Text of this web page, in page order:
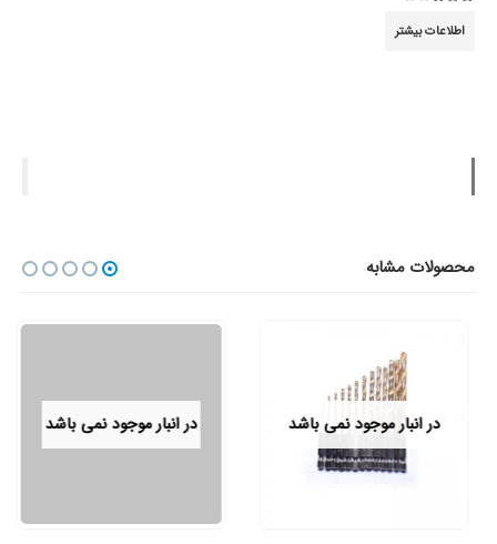
اطلاعات بیشتر
محصولات مشابه
در انبار موجود نمی باشد در انبار موجود نمی باشد